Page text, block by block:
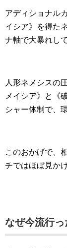
アディショナル
イシア》を得た
ナ軸で大暴れし
人形ネメシスの
メイシア》と《
シャー体制で、
このおかげで、
チではほぼ見か
なぜ今流行